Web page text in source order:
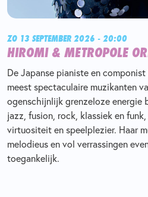
ZO 13 SEPTEMBER 2026 - 20:00
HIROMI & METROPOLE
De Japanse pianiste en
meest spectaculaire muzikanten
ogenschijnlijk grenzeloze energie
jazz, fusion, rock, klassiek en
virtuositeit en speelplezier. Haar
melodieus en vol verrassingen
toegankelijk.